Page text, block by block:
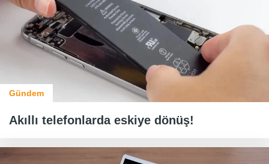
Gündem
Akıllı telefonlarda eskiye dönüş!